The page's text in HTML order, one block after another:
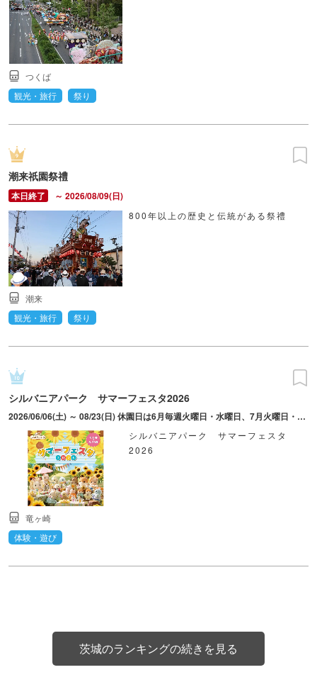
つくば
観光・旅行
祭り
潮来祇園祭禮
～ 2026/08/09(日)
800年以上の歴史と伝統がある祭禮
潮来
観光・旅行
祭り
シルバニアパーク サマーフェスタ2026
2026/06/06(土) ～ 08/23(日) 休園日は6月毎週火曜日・水曜日、7月火曜日・15日までの水曜日、8月火曜日（8/11を除く）
シルバニアパーク サマーフェスタ
2026
竜ヶ崎
体験・遊び
茨城のランキングの続きを見る